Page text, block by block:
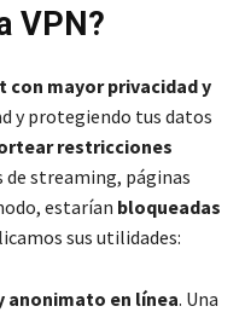
VPN?
con mayor privacidad y
y protegiendo tus datos
restricciones
de streaming, páginas
estarían bloqueadas
sus utilidades:
anonimato en línea. Una